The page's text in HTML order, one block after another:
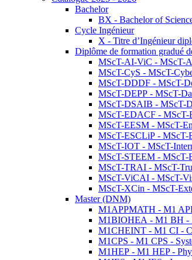
Bachelor
BX - Bachelor of
Cycle Ingénieur
X - Titre d’Ingénieur
Diplôme de formation gradué
MScT-AI-ViC - MScT-
MScT-CyS - MScT-
MScT-DDDF - MScT-
MScT-DEPP - MScT-
MScT-DSAIB - MScT-
MScT-EDACF - MScT-
MScT-EESM - MScT-
MScT-ESCLiP - MScT-
MScT-IOT - MScT-
MScT-STEEM - MScT-
MScT-TRAI - MScT-
MScT-ViCAI - MScT-
MScT-XCin - MScT-
Master (DNM)
M1APPMATH - M1
M1BIOHEA - M1 BH -
M1CHEINT - M1 CI -
M1CPS - M1 CPS -
M1HEP - M1 HEP -